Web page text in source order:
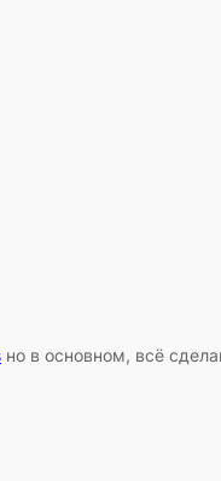
но в основном, всё